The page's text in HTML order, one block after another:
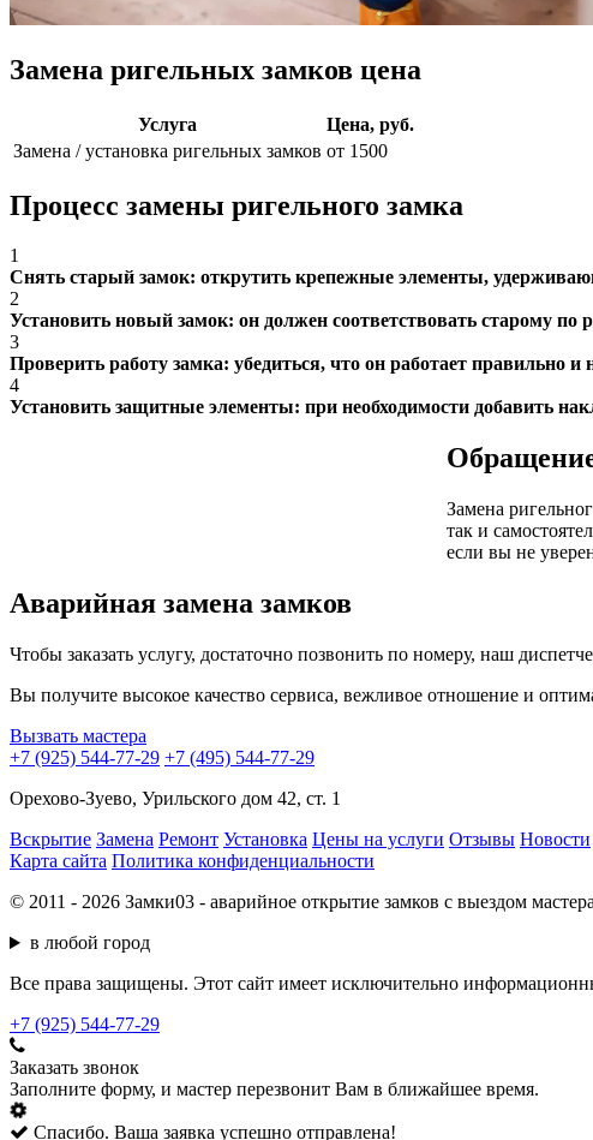
Замена ригельных замков цена
Услуга
Цена, руб.
Замена / установка ригельных замков от 1500
Процесс замены ригельного замка
1
Снять старый замок: открутить крепежные элементы,
2
Установить новый замок: он должен соответствовать старому по
3
Проверить работу замка: убедиться, что он работает правильно
4
Установить защитные элементы: при необходимости добавить
Замена
так и
если вы не
Аварийная замена замков
Чтобы заказать услугу, достаточно позвонить по номеру, наш
Вы получите высокое качество сервиса, вежливое отношение и
Вызвать мастера
+7 (925) 544-77-29 +7 (495) 544-77-29
Орехово-Зуево, Урильского дом 42, ст. 1
Вскрытие Замена Ремонт Установка Цены на услуги Отзывы Новости
Карта сайта Политика конфиденциальности
© 2011 - 2026 Замки03 - аварийное открытие замков с выездом
в любой город
Все права защищены. Этот сайт имеет исключительно
+7 (925) 544-77-29
Заказать звонок
Заполните форму, и мастер перезвонит Вам в ближайшее время.
Спасибо. Ваша заявка успешно отправлена!